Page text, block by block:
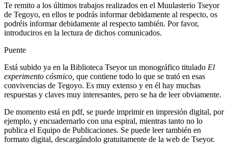
Te remito a los últimos trabajos realizados en el Muulasterio Tseyor
de Tegoyo, en ellos te podrás informar debidamente al respecto, os
podréis informar debidamente al respecto también. Por favor,
introduciros en la lectura de dichos comunicados.
Puente
Está subido ya en la Biblioteca Tseyor un monográfico titulado El
experimento cósmico, que contiene todo lo que se trató en esas
convivencias de Tegoyo. Es muy extenso y en él hay muchas
respuestas y claves muy interesantes, pero se ha de leer obviamente.
De momento está en pdf, se puede imprimir en impresión digital, por
ejemplo, y encuadernarlo con una espiral, mientras tanto no lo
publica el Equipo de Publicaciones. Se puede leer también en
formato digital, descargándolo gratuitamente de la web de Tseyor.